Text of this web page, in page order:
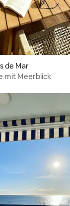
de Mar
mit Meerblick